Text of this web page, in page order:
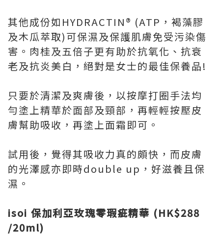
其他成份如HYDRACTIN® (ATP，褐藻膠
及木瓜萃取)可保濕及保護肌膚免受污染傷
害。肉桂及五倍子更有助於抗氧化、抗衰
老及抗炎美白，絕對是女士的最佳保養品!
只要於清潔及爽膚後，以按摩打圈手法均
勻塗上精華於面部及頸部，再輕輕按壓皮
膚幫助吸收，再塗上面霜即可。
試用後，覺得其吸收力真的頗快，而皮膚
的光澤感亦即時double up，好滋養且保
濕。
isoi 保加利亞玫瑰零瑕疵精華 (HK$288
/20ml)